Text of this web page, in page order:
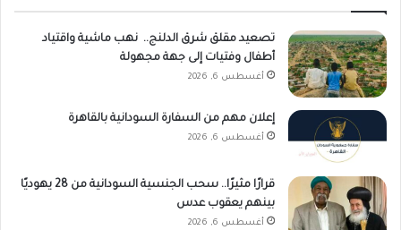
تصعيد مقلق شرق الدلنج.. نهب ماشية واقتياد
أطفال وفتيات إلى جهة مجهولة
أغسطس 6, 2026
إعلان مهم من السفارة السودانية بالقاهرة
أغسطس 6, 2026
قرارًا مثيرًا.. سحب الجنسية السودانية من 28 يهوديًا
بينهم يعقوب عدس
أغسطس 6, 2026